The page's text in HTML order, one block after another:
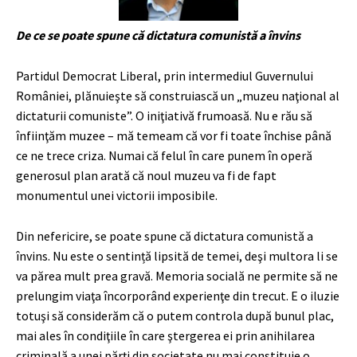
De ce se poate spune că dictatura comunistă a învins
Partidul Democrat Liberal, prin intermediul Guvernului
României, plănuieşte să construiască un „muzeu naţional al
dictaturii comuniste”. O iniţiativă frumoasă. Nu e rău să
înfiinţăm muzee ­­– mă temeam că vor fi toate închise până
ce ne trece criza. Numai că felul în care punem în operă
generosul plan arată că noul muzeu va fi de fapt
monumentul unei victorii imposibile.
Din nefericire, se poate spune că dictatura comunistă a
învins. Nu este o sentință lipsită de temei, deşi multora li se
va părea mult prea gravă. Memoria socială ne permite să ne
prelungim viaţa încorporând experienţe din trecut. E o iluzie
totuşi să considerăm că o putem controla după bunul plac,
mai ales în condiţiile în care ştergerea ei prin anihilarea